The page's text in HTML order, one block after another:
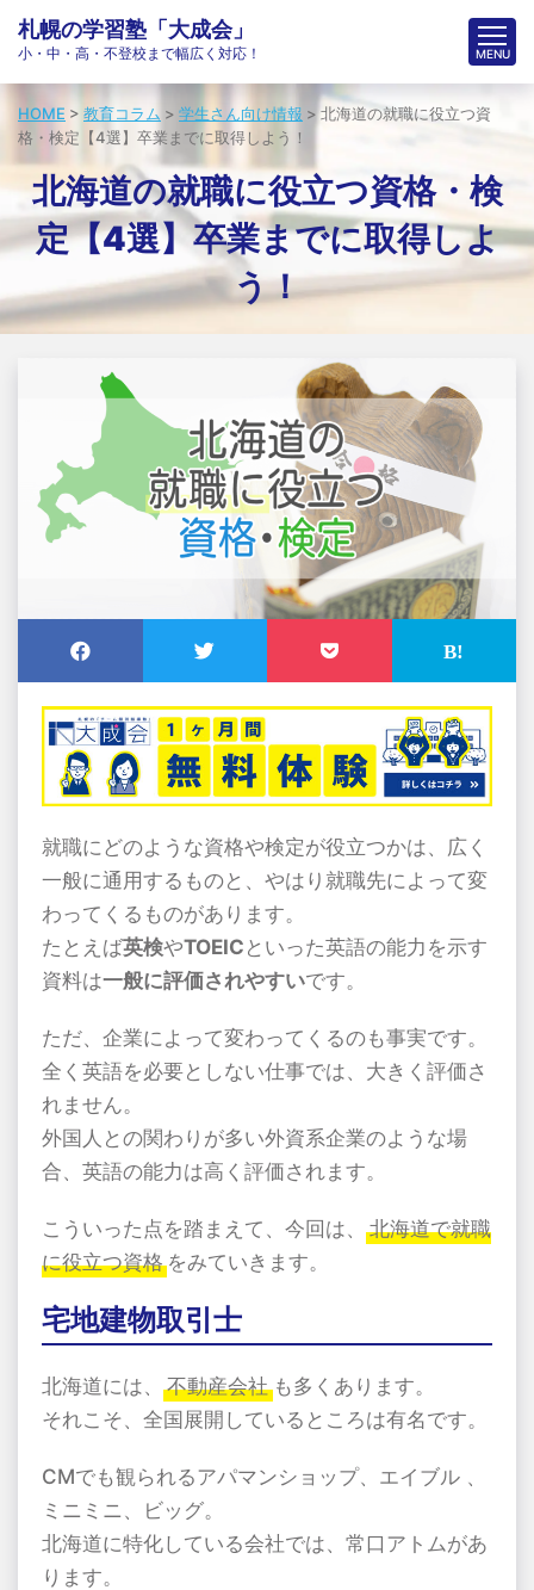
札幌の学習塾「大成会」
小・中・高・不登校まで幅広く対応！
HOME > 教育コラム > 学生さん向け情報 > 北海道の就職に役立つ資
格・検定【4選】卒業までに取得しよう！
北海道の就職に役立つ資格・検
定【4選】卒業までに取得しよ
う！
就職にどのような資格や検定が役立つかは、広く
一般に通用するものと、やはり就職先によって変
わってくるものがあります。
たとえば英検やTOEIC といった英語の能力を示す
資料は一般に評価されやすいです。
ただ、企業によって変わってくるのも事実です。
全く英語を必要としない仕事では、大きく評価さ
れません。
外国人との関わりが多い外資系企業のような場
合、英語の能力は高く評価されます。
こういった点を踏まえて、今回は、
北海道で就職
に役立つ資格 をみていきます。
宅地建物取引士
北海道には、 不動産会社も多くあります。
それこそ、全国展開しているところは有名です。
CMでも観られるアパマンショップ、エイブル 、
ミニミニ、ビッグ。
北海道に特化している会社では、常口アトムがあ
ります。